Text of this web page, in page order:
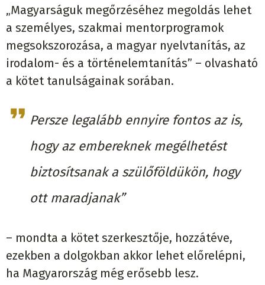
„Magyarságuk megőrzéséhez megoldás lehet
a személyes, szakmai mentorprogramok
megsokszorozása, a magyar nyelvtanítás, az
irodalom- és a történelemtanítás” – olvasható
a kötet tanulságainak sorában.
Persze legalább ennyire fontos az is,
hogy az embereknek megélhetést
biztosítsanak a szülőföldükön, hogy
ott maradjanak”
– mondta a kötet szerkesztője, hozzátéve,
ezekben a dolgokban akkor lehet előrelépni,
ha Magyarország még erősebb lesz.